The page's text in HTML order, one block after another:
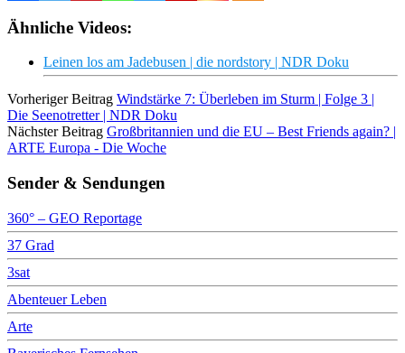
Ähnliche Videos:
Leinen los am Jadebusen | die nordstory | NDR Doku
Vorheriger Beitrag Windstärke 7: Überleben im Sturm | Folge 3 |
Die Seenotretter | NDR Doku
Nächster Beitrag Großbritannien und die EU – Best Friends again? |
ARTE Europa - Die Woche
Sender & Sendungen
360° – GEO Reportage
37 Grad
3sat
Abenteuer Leben
Arte